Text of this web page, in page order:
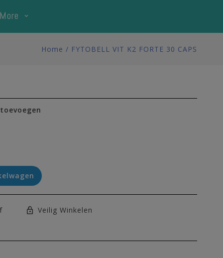
More
Home / FYTOBELL VIT K2 FORTE 30 CAPS
Veilig Winkelen